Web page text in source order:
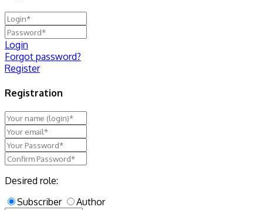
Login
Forgot password?
Register
Registration
Desired role:
Subscriber
Author